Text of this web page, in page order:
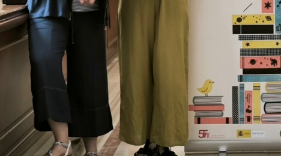
llibres Acció Cultural PV en Benetússer